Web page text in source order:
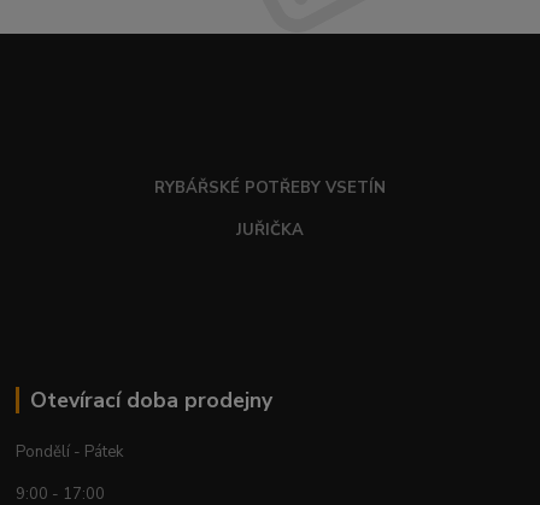
RYBÁŘSKÉ POTŘEBY VSETÍN
JUŘIČKA
Otevírací doba prodejny
Pondělí - Pátek
9:00 - 17:00